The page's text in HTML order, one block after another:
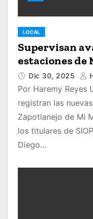
LOCAL
Supervisan
estaciones de
Dic 30, 2025
Por Haremy Reyes
registran las
Zapotlanejo de Mi
los titulares de
Diego…